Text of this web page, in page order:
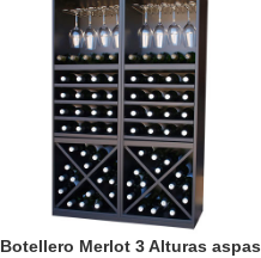
Botellero Merlot 3 Alturas aspas